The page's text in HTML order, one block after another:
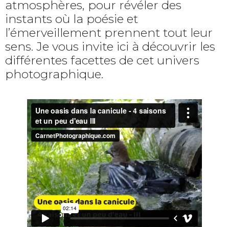
atmosphères, pour révéler des
instants où la poésie et
l’émerveillement prennent tout leur
sens. Je vous invite ici à découvrir les
différentes facettes de cet univers
photographique.